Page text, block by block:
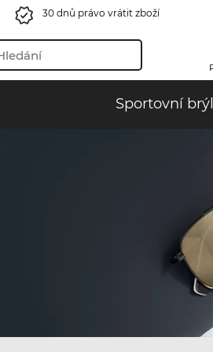
30 dnů právo vrátit zboží
Sportovní